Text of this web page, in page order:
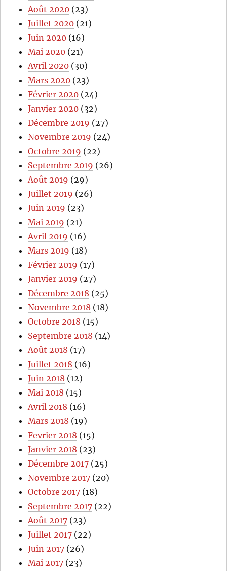
Août 2020 (23)
Juillet 2020 (21)
Juin 2020 (16)
Mai 2020 (21)
Avril 2020 (30)
Mars 2020 (23)
Février 2020 (24)
Janvier 2020 (32)
Décembre 2019 (27)
Novembre 2019 (24)
Octobre 2019 (22)
Septembre 2019 (26)
Août 2019 (29)
Juillet 2019 (26)
Juin 2019 (23)
Mai 2019 (21)
Avril 2019 (16)
Mars 2019 (18)
Février 2019 (17)
Janvier 2019 (27)
Décembre 2018 (25)
Novembre 2018 (18)
Octobre 2018 (15)
Septembre 2018 (14)
Août 2018 (17)
Juillet 2018 (16)
Juin 2018 (12)
Mai 2018 (15)
Avril 2018 (16)
Mars 2018 (19)
Fevrier 2018 (15)
Janvier 2018 (23)
Décembre 2017 (25)
Novembre 2017 (20)
Octobre 2017 (18)
Septembre 2017 (22)
Août 2017 (23)
Juillet 2017 (22)
Juin 2017 (26)
Mai 2017 (23)